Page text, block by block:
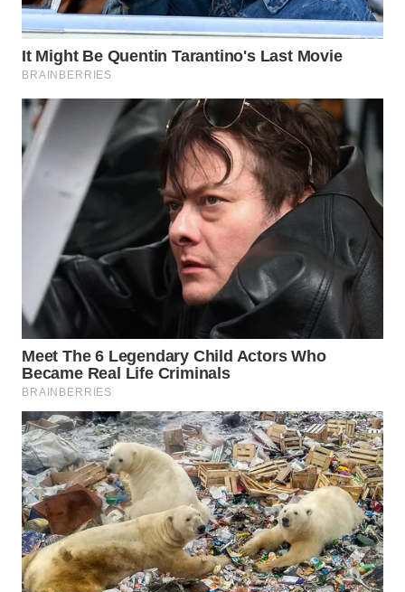
MALUT
WN
DAIRI
WN
DANAU
WN
LANGKAT
WN
TAPANULI
SELATAN
WN
TANJUNG
LESUNG
WN
KARO
WN